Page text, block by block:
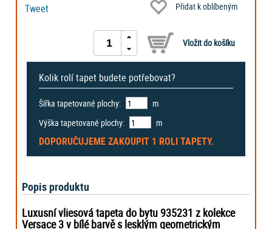
Tweet Přidat k oblíbeným
Kolik rolí tapet budete potřebovat?
Šířka tapetované plochy:
m
Výška tapetované plochy:
m
DOPORUČUJEME ZAKOUPIT 1 ROLITAPETY.
Popis produktu
Luxusní vliesová tapeta do bytu 935231 z kolekce
Versace 3 v bílé barvě s lesklým geometrickým